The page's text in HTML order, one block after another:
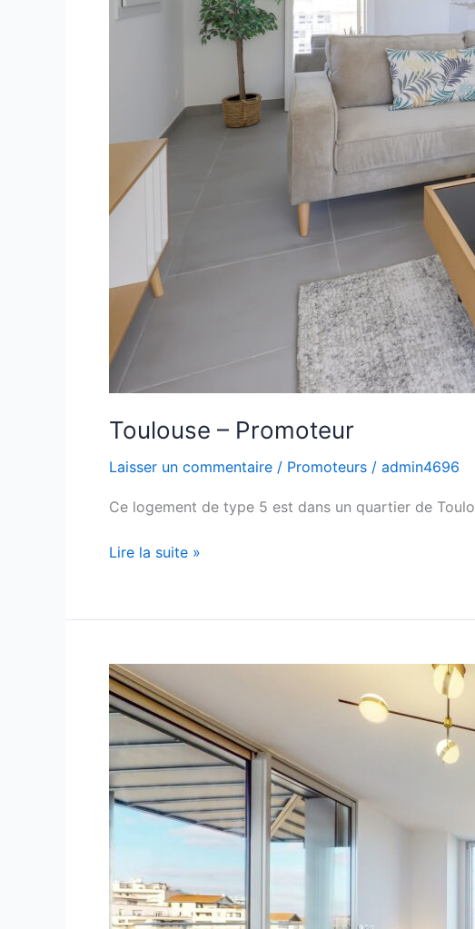
Toulouse – Promoteur
Laisser un commentaire / Promoteurs / admin4696
Ce logement de type 5 est dans un quartier de
Lire la suite »
Toulouse
–
Promoteur